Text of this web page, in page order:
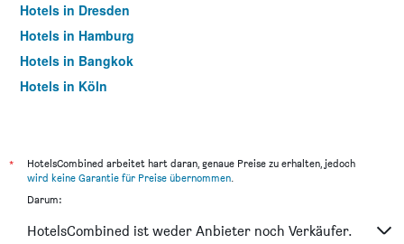
Hotels in Dresden
Hotels in Hamburg
Hotels in Bangkok
Hotels in Köln
*
HotelsCombined arbeitet hart daran, genaue Preise zu erhalten, jedoch
wird keine Garantie für Preise übernommen.
Darum:
HotelsCombined ist weder Anbieter noch Verkäufer.